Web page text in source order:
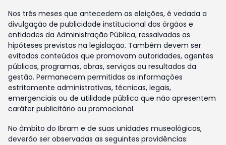
Nos três meses que antecedem as eleições, é vedada a
divulgação de publicidade institucional dos órgãos e
entidades da Administração Pública, ressalvadas as
hipóteses previstas na legislação. Também devem ser
evitados conteúdos que promovam autoridades, agentes
públicos, programas, obras, serviços ou resultados da
gestão. Permanecem permitidas as informações
estritamente administrativas, técnicas, legais,
emergenciais ou de utilidade pública que não apresentem
caráter publicitário ou promocional.
No âmbito do Ibram e de suas unidades museológicas,
deverão ser observadas as seguintes providências: